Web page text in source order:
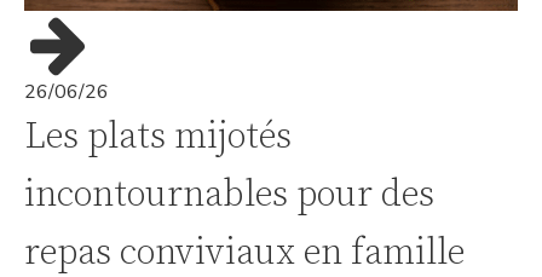
26/06/26
Les plats mijotés
incontournables pour des
repas conviviaux en famille